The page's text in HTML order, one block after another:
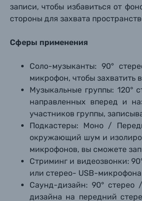
Каталог товаров
Цифровые фотоаппараты
записи, чтобы избавиться от
стороны для захвата
Сферы применения
Соло-музыканты: 90°
микрофон, чтобы захватить
Музыкальные группы: 120°
направленных вперед и
участников группы,
Подкастеры: Моно /
окружающий шум и
микрофонов, вы сможете
Стриминг и видеозвонки:
или стерео- USB-
Саунд-дизайн: 90°
дизайна на передний